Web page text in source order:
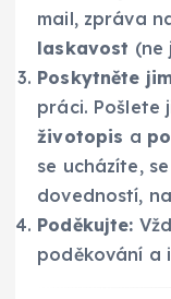
mail, zpráva
laskavost (ne
Poskytněte
práci. Pošlete
životopis a
se ucházíte,
dovedností,
Poděkujte:
poděkování a